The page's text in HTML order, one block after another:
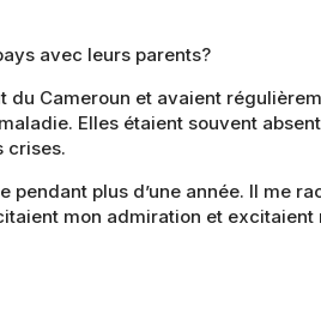
avec leurs parents?
du Cameroun et avaient
Elles étaient souvent
crises.
pendant plus d’une année. Il me
mon admiration et excitaient